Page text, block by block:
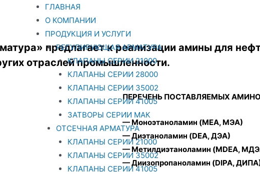
ГЛАВНАЯ
О КОМПАНИИ
ПРОДУКЦИЯ И УСЛУГИ
РЕГУЛИРУЮЩАЯ АРМАТУРА
КЛАПАНЫ СЕРИИ 21000
КЛАПАНЫ СЕРИИ 28000
КЛАПАНЫ СЕРИИ 35002
КЛАПАНЫ СЕРИИ 41005
ЗАТВОРЫ СЕРИИ МАК
ОТСЕЧНАЯ АРМАТУРА
КЛАПАНЫ СЕРИИ 21000
КЛАПАНЫ СЕРИИ 35002
КЛАПАНЫ СЕРИИ 41005
предлагает к реализации амины для
отраслей промышленности.
ПЕРЕЧЕНЬ ПОСТАВЛЯЕМЫХ
— Моноэтаноламин (MEA, МЭА)
— Диэтаноламин (DEA, ДЭА)
— Метилдиэтаноламин (MDEA,
— Диизопропаноламин (DIPA,